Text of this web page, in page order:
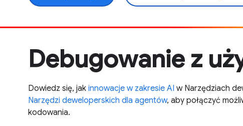
Debugowanie z
Dowiedz się, jak innowacje w zakresie AI w Narzędziach
Narzędzi deweloperskich dla agentów, aby połączyć
kodowania.